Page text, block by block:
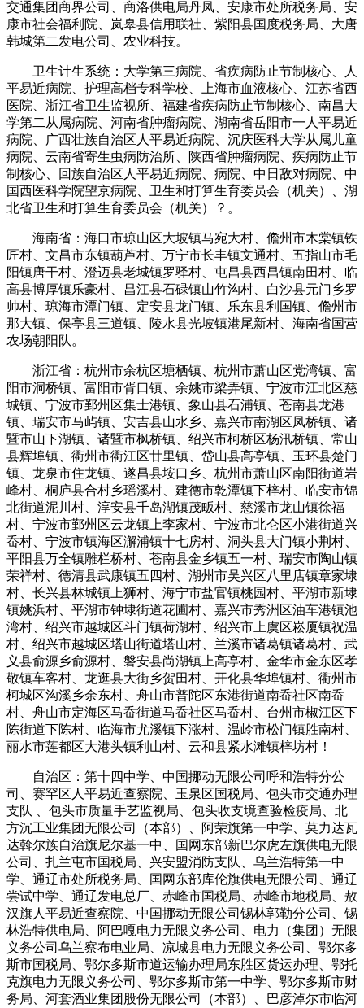
交通集团商界公司、商洛供电局丹凤、安康市处所税务局、安
康市社会福利院、岚皋县信用联社、紫阳县国度税务局、大唐
韩城第二发电公司、农业科技。
卫生计生系统：大学第三病院、省疾病防止节制核心、人
平易近病院、护理高档专科学校、上海市血液核心、江苏省西
医院、浙江省卫生监视所、福建省疾病防止节制核心、南昌大
学第二从属病院、河南省肿瘤病院、湖南省岳阳市一人平易近
病院、广西壮族自治区人平易近病院、沉庆医科大学从属儿童
病院、云南省寄生虫病防治所、陕西省肿瘤病院、疾病防止节
制核心、回族自治区人平易近病院、病院、中日敌对病院、中
国西医科学院望京病院、卫生和打算生育委员会（机关）、湖
北省卫生和打算生育委员会（机关）？。
海南省：海口市琼山区大坡镇马宛大村、儋州市木棠镇铁
匠村、文昌市东镇葫芦村、万宁市长丰镇文通村、五指山市毛
阳镇唐干村、澄迈县老城镇罗驿村、屯昌县西昌镇南田村、临
高县博厚镇乐豪村、昌江县石碌镇山竹沟村、白沙县元门乡罗
帅村、琼海市潭门镇、定安县龙门镇、乐东县利国镇、儋州市
那大镇、保亭县三道镇、陵水县光坡镇港尾新村、海南省国营
农场朝阳队。
浙江省：杭州市余杭区塘栖镇、杭州市萧山区党湾镇、富
阳市洞桥镇、富阳市胥口镇、余姚市梁弄镇、宁波市江北区慈
城镇、宁波市鄞州区集士港镇、象山县石浦镇、苍南县龙港
镇、瑞安市马屿镇、安吉县山水乡、嘉兴市南湖区凤桥镇、诸
暨市山下湖镇、诸暨市枫桥镇、绍兴市柯桥区杨汛桥镇、常山
县辉埠镇、衢州市衢江区廿里镇、岱山县高亭镇、玉环县楚门
镇、龙泉市住龙镇、遂昌县垵口乡、杭州市萧山区南阳街道岩
峰村、桐庐县合村乡瑶溪村、建德市乾潭镇下梓村、临安市锦
北街道泥川村、淳安县千岛湖镇茂畈村、慈溪市龙山镇徐福
村、宁波市鄞州区云龙镇上李家村、宁波市北仑区小港街道兴
岙村、宁波市镇海区澥浦镇十七房村、洞头县大门镇小荆村、
平阳县万全镇雕栏桥村、苍南县金乡镇五一村、瑞安市陶山镇
荣祥村、德清县武康镇五四村、湖州市吴兴区八里店镇章家埭
村、长兴县林城镇上狮村、海宁市盐官镇桃园村、平湖市新埭
镇姚浜村、平湖市钟埭街道花圃村、嘉兴市秀洲区油车港镇池
湾村、绍兴市越城区斗门镇荷湖村、绍兴市上虞区崧厦镇祝温
村、绍兴市越城区塔山街道塔山村、兰溪市诸葛镇诸葛村、武
义县俞源乡俞源村、磐安县尚湖镇上高亭村、金华市金东区孝
敬镇车客村、龙逛县大街乡贺田村、开化县华埠镇村、衢州市
柯城区沟溪乡余东村、舟山市普陀区东港街道南岙社区南岙
村、舟山市定海区马岙街道马岙社区马岙村、台州市椒江区下
陈街道下陈村、临海市尤溪镇下涨村、温岭市松门镇胜南村、
丽水市莲都区大港头镇利山村、云和县紧水滩镇梓坊村！
自治区：第十四中学、中国挪动无限公司呼和浩特分公
司、赛罕区人平易近查察院、玉泉区国税局、包头市交通办理
支队 、包头市质量手艺监视局、包头收支境查验检疫局、北
方沉工业集团无限公司（本部）、阿荣旗第一中学、莫力达瓦
达斡尔族自治旗尼尔基一中、国网东部新巴尔虎左旗供电无限
公司、扎兰屯市国税局、兴安盟消防支队、乌兰浩特第一中
学、通辽市处所税务局、国网东部库伦旗供电无限公司、通辽
尝试中学、通辽发电总厂、赤峰市国税局、赤峰市地税局、敖
汉旗人平易近查察院、中国挪动无限公司锡林郭勒分公司、锡
林浩特供电局、阿巴嘎电力无限义务公司、电力（集团）无限
义务公司乌兰察布电业局、凉城县电力无限义务公司、鄂尔多
斯市国税局、鄂尔多斯市道运输办理局东胜区货运办理、鄂托
克旗电力无限义务公司、鄂尔多斯市第一中学、鄂尔多斯市财
务局、河套酒业集团股份无限公司（本部）、巴彦淖尔市临河